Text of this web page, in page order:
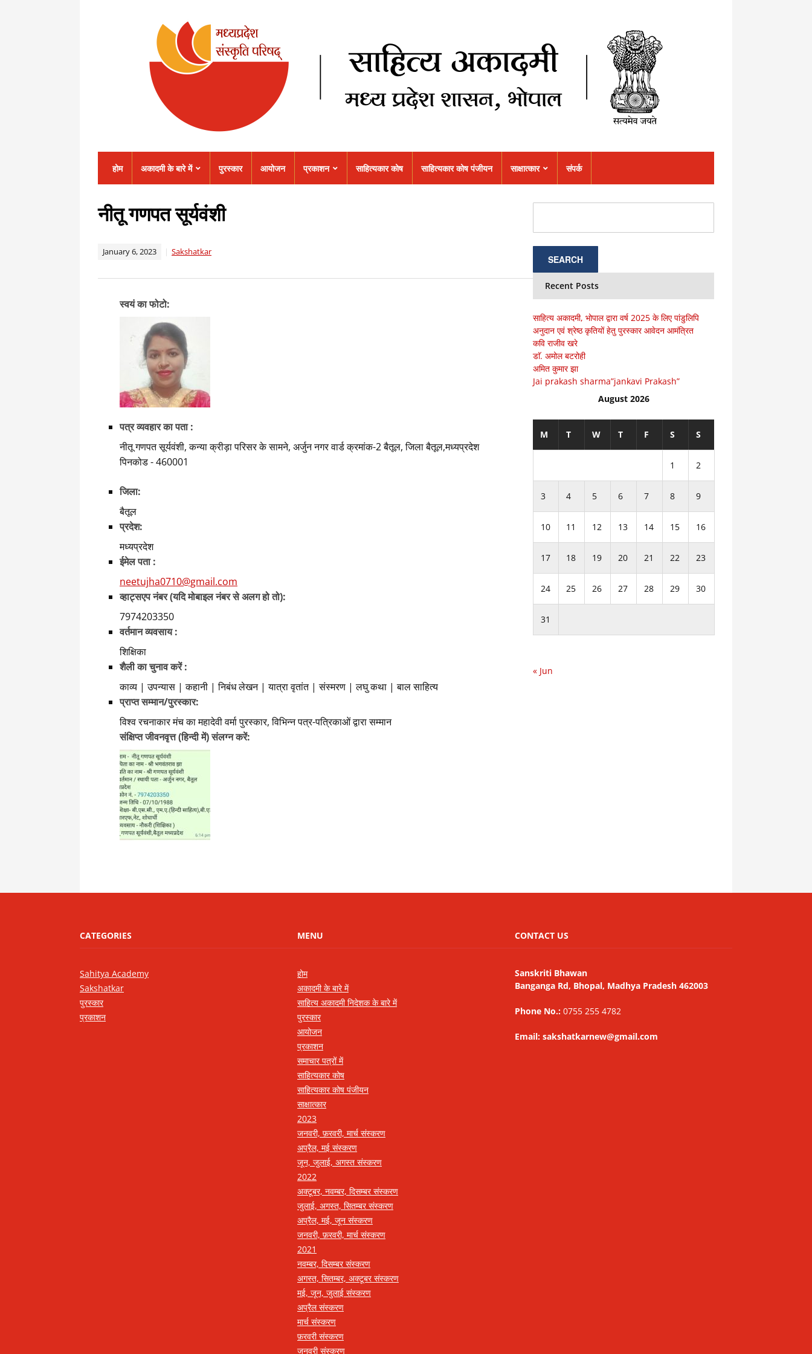
होम अकादमी के बारे में पुरस्कार आयोजन प्रकाशन साहित्यकार कोष साहित्यकार कोष पंजीयन साक्षात्कार संपर्क
नीतू गणपत सूर्यवंशी
January 6, 2023 Sakshatkar
स्वयं का फोटो:
पत्र व्यवहार का पता :
नीतू गणपत सूर्यवंशी, कन्या क्रीड़ा परिसर के सामने, अर्जुन नगर वार्ड क्रमांक-2 बैतूल, जिला बैतूल,मध्यप्रदेश
पिनकोड - 460001
जिला:
बैतूल
प्रदेश:
मध्यप्रदेश
ईमेल पता :
neetujha0710@gmail.com
व्हाट्सएप नंबर (यदि मोबाइल नंबर से अलग हो तो):
7974203350
वर्तमान व्यवसाय :
शिक्षिका
शैली का चुनाव करें :
काव्य | उपन्यास | कहानी | निबंध लेखन | यात्रा वृतांत | संस्मरण | लघु कथा | बाल साहित्य
प्राप्त सम्मान/पुरस्कार:
विश्व रचनाकार मंच का महादेवी वर्मा पुरस्कार, विभिन्न पत्र-पत्रिकाओं द्वारा सम्मान
संक्षिप्त जीवनवृत्त (हिन्दी में) संलग्न करें:
Recent Posts
साहित्य अकादमी, भोपाल द्वारा वर्ष 2025 के लिए पांडुलिपि
अनुदान एवं श्रेष्ठ कृतियों हेतु पुरस्कार आवेदन आमंत्रित
कवि राजीव खरे
डाॅ. अमोल बटरोही
अमित कुमार झा
Jai prakash sharma”jankavi Prakash”
August 2026
M T W T F S S
1 2
3 4 5 6 7 8 9
10 11 12 13 14 15 16
17 18 19 20 21 22 23
24 25 26 27 28 29 30
31
« Jun
CATEGORIES
Sahitya Academy
Sakshatkar
पुरस्कार
प्रकाशन
MENU
होम
अकादमी के बारे में
साहित्य अकादमी निदेशक के बारे में
पुरस्कार
आयोजन
प्रकाशन
समाचार पत्रों में
साहित्यकार कोष
साहित्यकार कोष पंजीयन
साक्षात्कार
2023
जनवरी, फ़रवरी, मार्च संस्करण
अप्रैल, मई संस्करण
जून, जुलाई, अगस्त संस्करण
2022
अक्टूबर, नवम्बर, दिसम्बर संस्करण
जुलाई, अगस्त, सितम्बर संस्करण
अप्रैल, मई, जून संस्करण
जनवरी, फ़रवरी, मार्च संस्करण
2021
नवम्बर, दिसम्बर संस्करण
अगस्त, सितम्बर, अक्टूबर संस्करण
मई, जून, जुलाई संस्करण
अप्रैल संस्करण
मार्च संस्करण
फ़रवरी संस्करण
जनवरी संस्करण
CONTACT US
Sanskriti Bhawan
Banganga Rd, Bhopal, Madhya Pradesh 462003
Phone No.: 0755 255 4782
Email: sakshatkarnew@gmail.com